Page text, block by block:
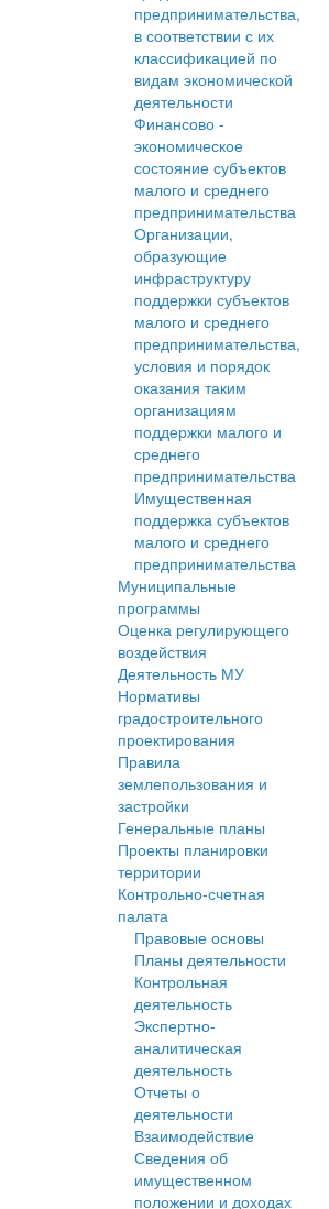
предпринимательства,
в соответствии с их
классификацией по
видам экономической
деятельности
Финансово -
экономическое
состояние субъектов
малого и среднего
предпринимательства
Организации,
образующие
инфраструктуру
поддержки субъектов
малого и среднего
предпринимательства,
условия и порядок
оказания таким
организациям
поддержки малого и
среднего
предпринимательства
Имущественная
поддержка субъектов
малого и среднего
предпринимательства
Муниципальные
программы
Оценка регулирующего
воздействия
Деятельность МУ
Нормативы
градостроительного
проектирования
Правила
землепользования и
застройки
Генеральные планы
Проекты планировки
территории
Контрольно-счетная
палата
Правовые основы
Планы деятельности
Контрольная
деятельность
Экспертно-
аналитическая
деятельность
Отчеты о
деятельности
Взаимодействие
Сведения об
имущественном
положении и доходах